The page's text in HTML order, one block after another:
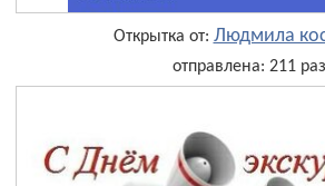
Открытка от: Людмила
отправлена: 211 раз